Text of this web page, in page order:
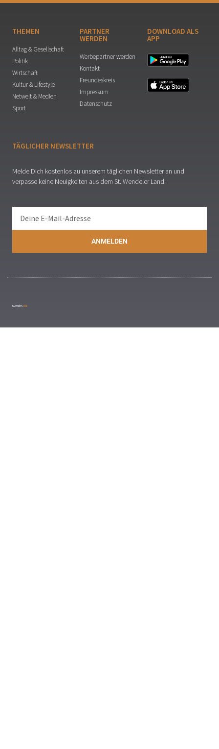
THEMEN
Alltag & Gesellschaft
Politik
Wirtschaft
Kultur & Lifestyle
Netwelt & Medien
Sport
PARTNER
WERDEN
Werbepartner werden
Kontakt
Freundeskreis
Impressum
Datenschutz
DOWNLOAD ALS
APP
TÄGLICHER NEWSLETTER
Melde Dich kostenlos zu unserem täglichen Newsletter an und
verpasse keine Neuigkeiten aus dem St. Wendeler Land.
ANMELDEN